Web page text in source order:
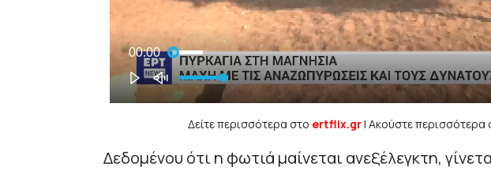
Δείτε περισσότερα στο ertflix.gr| Ακούστε περισσότερα
Δεδομένου ότι η φωτιά μαίνεται ανεξέλεγκτη,